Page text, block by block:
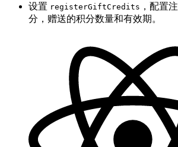
设置 registerGiftCredits ，配置
分，赠送的积分数量和有效期。